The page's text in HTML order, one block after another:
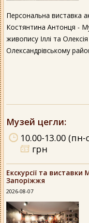
Персональна виставка
Костянтина Антонця -
живопису Іллі та
Олександрівському
Музей цегли:
10.00-13.00 (пн-
грн
Екскурсії та виставки
Запоріжжя
2026-08-07